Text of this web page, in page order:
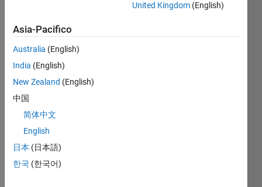
help the user
decide what
upper
boundaries
to choose. It
the lower
and upper
boundaries
if it contains
a root
United Kingdom (English)
Asia-Pacifico
Australia (English)
India (English)
New Zealand (English)
中国
简体中文
English
日本 (日本語)
한국 (한국어)